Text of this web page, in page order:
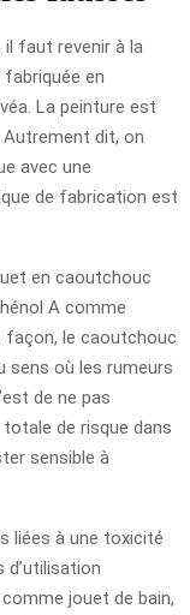
faut revenir à la
en
La peinture est
Autrement dit, on
avec une
de fabrication est
en caoutchouc
A comme
façon, le caoutchouc
sens où les rumeurs
de ne pas
de risque dans
sensible à
liées à une toxicité
d’utilisation
jouet de bain,